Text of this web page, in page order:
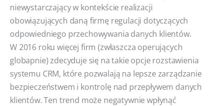
niewystarczający w kontekście realizacji
obowiązujących daną firmę regulacji dotyczących
odpowiedniego przechowywania danych klientów.
W 2016 roku więcej firm (zwłaszcza operujących
globapnie) zdecyduje się na takie opcje rozstawienia
systemu CRM, które pozwalają na lepsze zarządzanie
bezpieczeństwem i kontrolę nad przepływem danych
klientów. Ten trend może negatywnie wpłynąć